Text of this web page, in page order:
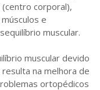
corporal),
e
muscular.
muscular devido
na melhora de
ortopédicos